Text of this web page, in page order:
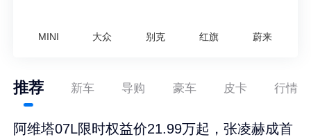
MINI 大众 别克 红旗 蔚来
推荐 新车 导购 豪车 皮卡 行情
阿维塔07L限时权益价21.99万起，张凌赫成首